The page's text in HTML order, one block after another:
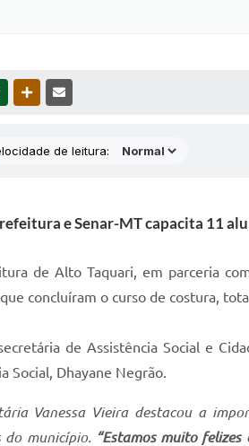
WHATSAPPOUTRAS MÍDIAS
de leitura:
e Senar-MT capacita 11
de Alto Taquari, em parceria
concluíram o curso de costura,
de Assistência Social e
Social, Dhayane Negrão.
Vanessa Vieira destacou a
do município. “Estamos muito